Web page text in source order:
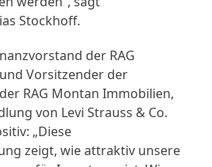
Stockhoff.
der RAG
Vorsitzender der
RAG Montan Immobilien,
von Levi Strauss & Co.
„Diese
zeigt, wie attraktiv unsere